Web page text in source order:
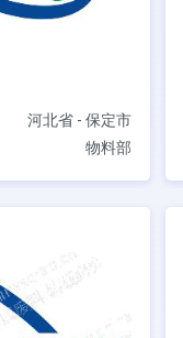
河北省 - 保定市
物料部